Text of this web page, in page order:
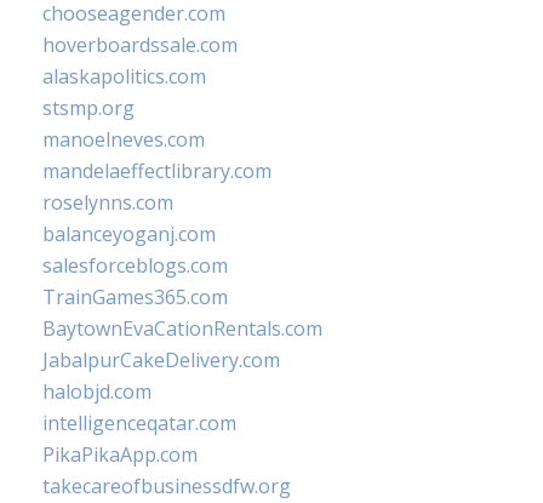
chooseagender.com
hoverboardssale.com
alaskapolitics.com
stsmp.org
manoelneves.com
mandelaeffectlibrary.com
roselynns.com
balanceyoganj.com
salesforceblogs.com
TrainGames365.com
BaytownEvaCationRentals.com
JabalpurCakeDelivery.com
halobjd.com
intelligenceqatar.com
PikaPikaApp.com
takecareofbusinessdfw.org